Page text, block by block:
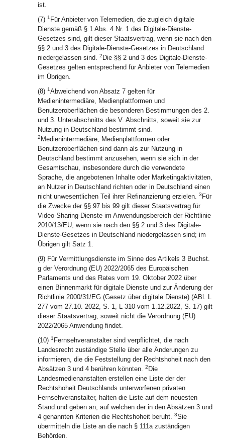
ist.
(7) 1 Für Anbieter von Telemedien, die zugleich digitale
Dienste gemäß § 1 Abs. 4 Nr. 1 des Digitale-Dienste-
Gesetzes sind, gilt dieser Staatsvertrag, wenn sie nach den
§§ 2 und 3 des Digitale-Dienste-Gesetzes in Deutschland
niedergelassen sind. 2 Die §§ 2 und 3 des Digitale-Dienste-
Gesetzes gelten entsprechend für Anbieter von Telemedien
im Übrigen.
(8) 1Abweichend von Absatz 7 gelten für
Medienintermediäre, Medienplattformen und
Benutzeroberflächen die besonderen Bestimmungen des 2.
und 3. Unterabschnitts des V. Abschnitts, soweit sie zur
Nutzung in Deutschland bestimmt sind.
2 Medienintermediäre, Medienplattformen oder
Benutzeroberflächen sind dann als zur Nutzung in
Deutschland bestimmt anzusehen, wenn sie sich in der
Gesamtschau, insbesondere durch die verwendete
Sprache, die angebotenen Inhalte oder Marketingaktivitäten,
an Nutzer in Deutschland richten oder in Deutschland einen
nicht unwesentlichen Teil ihrer Refinanzierung erzielen. 3 Für
die Zwecke der §§ 97 bis 99 gilt dieser Staatsvertrag für
Video-Sharing-Dienste im Anwendungsbereich der Richtlinie
2010/13/EU, wenn sie nach den §§ 2 und 3 des Digitale-
Dienste-Gesetzes in Deutschland niedergelassen sind; im
Übrigen gilt Satz 1.
(9) Für Vermittlungsdienste im Sinne des Artikels 3 Buchst.
g der Verordnung (EU) 2022/2065 des Europäischen
Parlaments und des Rates vom 19. Oktober 2022 über
einen Binnenmarkt für digitale Dienste und zur Änderung der
Richtlinie 2000/31/EG (Gesetz über digitale Dienste) (ABl. L
277 vom 27.10. 2022, S. 1, L 310 vom 1.12.2022, S. 17) gilt
dieser Staatsvertrag, soweit nicht die Verordnung (EU)
2022/2065 Anwendung findet.
(10) 1 Fernsehveranstalter sind verpflichtet, die nach
Landesrecht zuständige Stelle über alle Änderungen zu
informieren, die die Feststellung der Rechtshoheit nach den
Absätzen 3 und 4 berühren könnten. 2 Die
Landesmedienanstalten erstellen eine Liste der der
Rechtshoheit Deutschlands unterworfenen privaten
Fernsehveranstalter, halten die Liste auf dem neuesten
Stand und geben an, auf welchen der in den Absätzen 3 und
4 genannten Kriterien die Rechtshoheit beruht. 3Sie
übermitteln die Liste an die nach § 111a zuständigen
Behörden.